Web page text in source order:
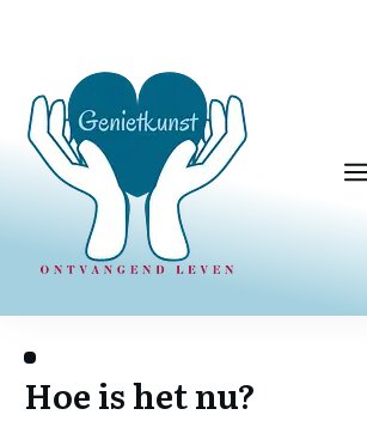
Hoe is het nu?